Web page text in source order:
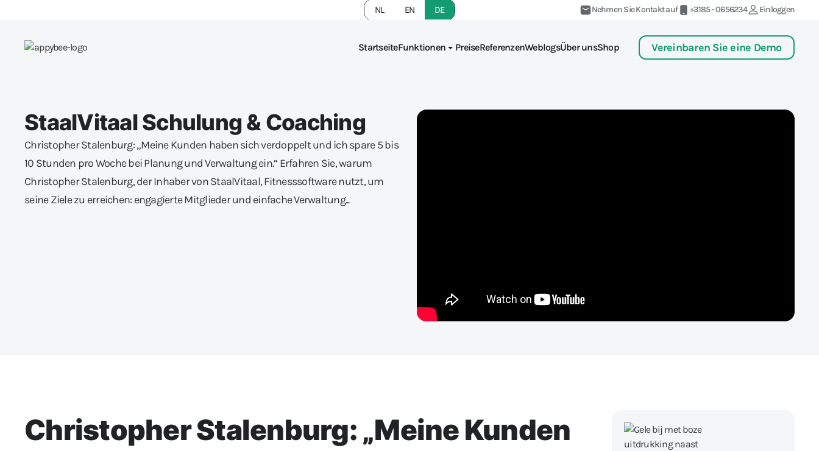
Nehmen Sie Kontakt auf +3185 - 0656234 Einloggen
NL EN DE
StartseiteFunktionen PreiseReferenzenWeblogsÜber unsShop Vereinbaren Sie eine Demo
StaalVitaal Schulung & Coaching
Christopher Stalenburg: „Meine Kunden haben sich verdoppelt und ich spare 5 bis
10 Stunden pro Woche bei Planung und Verwaltung ein.“ Erfahren Sie, warum
Christopher Stalenburg, der Inhaber von StaalVitaal, Fitnesssoftware nutzt, um
seine Ziele zu erreichen: engagierte Mitglieder und einfache Verwaltung...
Christopher Stalenburg: „Meine Kunden